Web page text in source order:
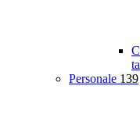
Personale 139